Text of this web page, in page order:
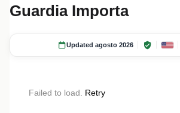
Guardia Importa
Updated agosto 2026
Failed to load. Retry